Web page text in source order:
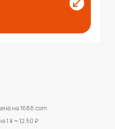
на 1688.com
1 ¥ = 12.50 ₽